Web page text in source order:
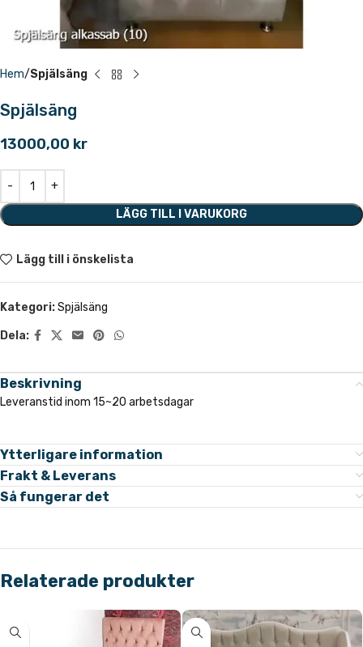
Hem Spjälsäng
Spjälsäng
13000,00 kr
LÄGG TILL I VARUKORG
Lägg till i önskelista
Kategori:Spjälsäng
Dela:
Beskrivning
Leveranstid inom 15~20 arbetsdagar
Ytterligare information
Frakt & Leverans
Så fungerar det
Relaterade produkter